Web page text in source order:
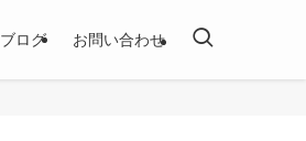
ブログ お問い合わせ